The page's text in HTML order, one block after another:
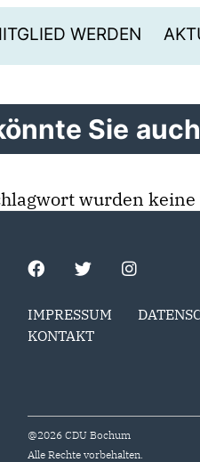
WERDEN
Sie
wurden
IMPRESSUM
KONTAKT
@2026 CDU Bochum
Alle Rechte vorbehalten.